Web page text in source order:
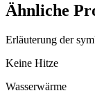
Ähnliche
Erläuterung der
Keine Hitze
Wasserwärme